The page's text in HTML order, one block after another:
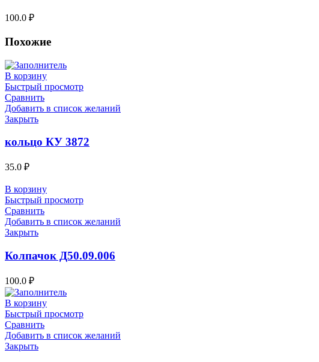
100.0 ₽
Похожие
В корзину
Быстрый просмотр
Сравнить
Добавить в список желаний
Закрыть
кольцо КУ 3872
35.0 ₽
В корзину
Быстрый просмотр
Сравнить
Добавить в список желаний
Закрыть
Колпачок Д50.09.006
100.0 ₽
В корзину
Быстрый просмотр
Сравнить
Добавить в список желаний
Закрыть